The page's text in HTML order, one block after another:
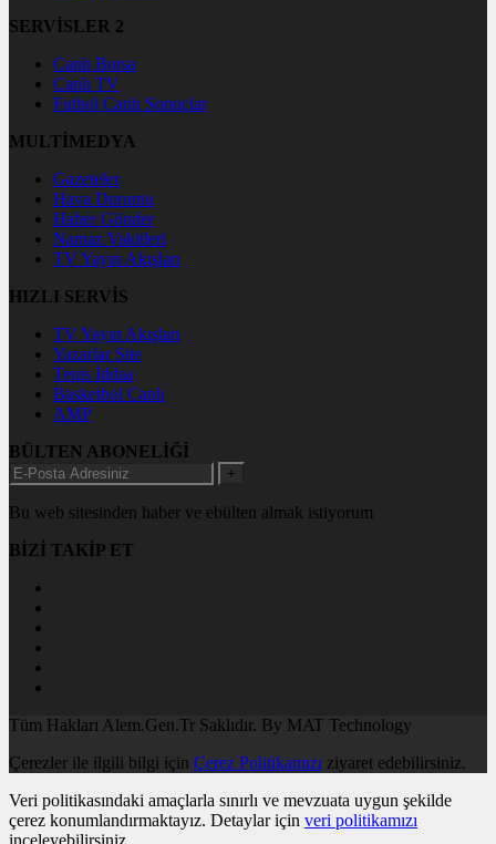
SERVİSLER 2
Canlı Borsa
Canlı TV
Futbol Canlı Sonuçlar
MULTİMEDYA
Gazeteler
Hava Durumu
Haber Gönder
Namaz Vakitleri
TV Yayın Akışları
HIZLI SERVİS
TV Yayın Akışları
Yazarlar Site
Tenis İddaa
Basketbol Canlı
AMP
BÜLTEN ABONELİĞİ
+
Bu web sitesinden haber ve ebülten almak istiyorum
BİZİ TAKİP ET
Tüm Hakları Alem.Gen.Tr Saklıdır. By MAT Technology
Çerezler ile ilgili bilgi için Çerez Politikamızı ziyaret edebilirsiniz.
Veri politikasındaki amaçlarla sınırlı ve mevzuata uygun şekilde
çerez konumlandırmaktayız. Detaylar için veri politikamızı